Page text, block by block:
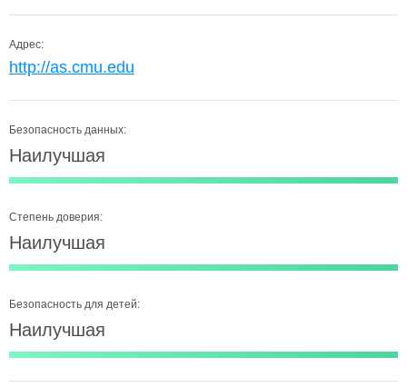
Адрес:
http://as.cmu.edu
Безопасность данных:
Наилучшая
Степень доверия:
Наилучшая
Безопасность для детей:
Наилучшая